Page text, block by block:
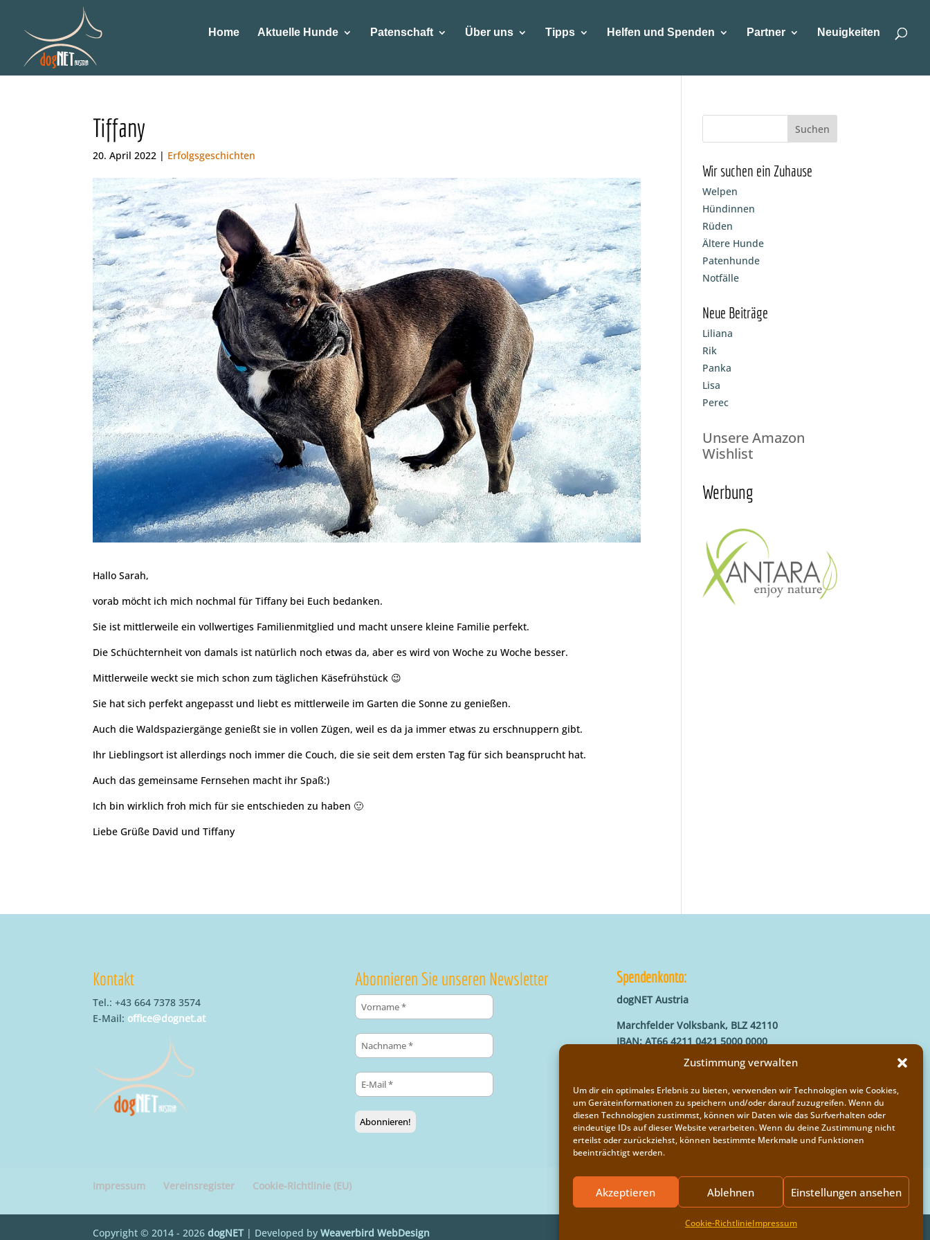
Zustimmung verwalten
Um dir ein optimales Erlebnis zu bieten, verwenden wir Technologien wie Cookies,
um Geräteinformationen zu speichern und/oder darauf zuzugreifen. Wenn du
diesen Technologien zustimmst, können wir Daten wie das Surfverhalten oder
eindeutige IDs auf dieser Website verarbeiten. Wenn du deine Zustimmung nicht
erteilst oder zurückziehst, können bestimmte Merkmale und Funktionen
beeinträchtigt werden.
Akzeptieren Ablehnen Einstellungen ansehen
Cookie-RichtlinieImpressum
Home Aktuelle Hunde Patenschaft Über uns Tipps Helfen und Spenden Partner Neuigkeiten
Tiffany
20. April 2022 | Erfolgsgeschichten
Hallo Sarah,
vorab möcht ich mich nochmal für Tiffany bei Euch bedanken.
Sie ist mittlerweile ein vollwertiges Familienmitglied und macht unsere kleine Familie perfekt.
Die Schüchternheit von damals ist natürlich noch etwas da, aber es wird von Woche zu Woche besser.
Mittlerweile weckt sie mich schon zum täglichen Käsefrühstück 😉
Sie hat sich perfekt angepasst und liebt es mittlerweile im Garten die Sonne zu genießen.
Auch die Waldspaziergänge genießt sie in vollen Zügen, weil es da ja immer etwas zu erschnuppern gibt.
Ihr Lieblingsort ist allerdings noch immer die Couch, die sie seit dem ersten Tag für sich beansprucht hat.
Auch das gemeinsame Fernsehen macht ihr Spaß:)
Ich bin wirklich froh mich für sie entschieden zu haben 🙂
Liebe Grüße David und Tiffany
Wir suchen ein Zuhause
Welpen
Hündinnen
Rüden
Ältere Hunde
Patenhunde
Notfälle
Neue Beiträge
Liliana
Rik
Panka
Lisa
Perec
Unsere Amazon
Wishlist
Werbung
Kontakt
Tel.: +43 664 7378 3574
E-Mail: office@dognet.at
Abonnieren Sie unseren Newsletter Spendenkonto:
dogNET Austria
Marchfelder Volksbank, BLZ 42110
IBAN: AT66 4211 0421 5000 0000
BIC: MVOGAT22XXX
Impressum Vereinsregister Cookie-Richtlinie (EU)
Copyright © 2014 - 2026dogNET| Developed byWeaverbird WebDesign